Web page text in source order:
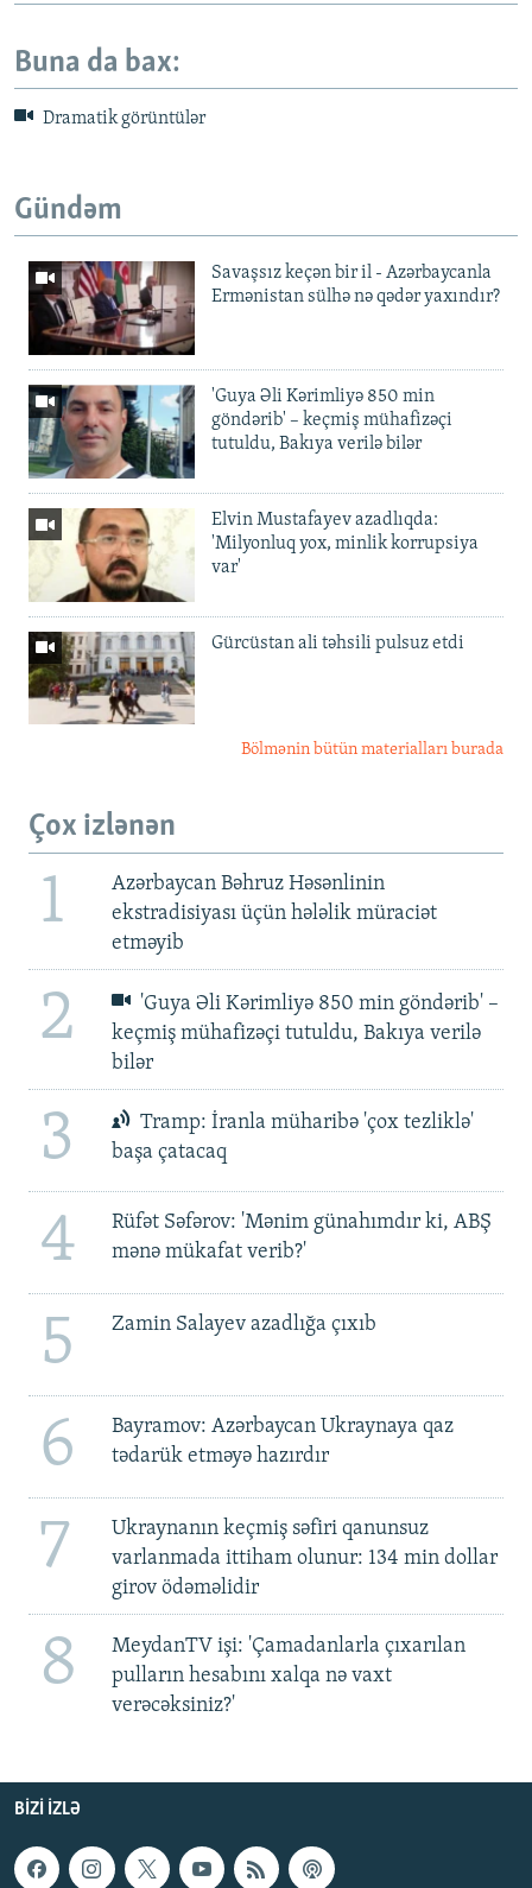
Buna da bax:
Dramatik görüntülər
Gündəm
Savaşsız keçən bir il - Azərbaycanla
Ermənistan sülhə nə qədər yaxındır?
'Guya Əli Kərimliyə 850 min
göndərib' – keçmiş mühafizəçi
tutuldu, Bakıya verilə bilər
Elvin Mustafayev azadlıqda:
'Milyonluq yox, minlik korrupsiya
var'
Gürcüstan ali təhsili pulsuz etdi
Bölmənin bütün materialları burada
Çox izlənən
1
Azərbaycan Bəhruz Həsənlinin
ekstradisiyası üçün hələlik müraciət
etməyib
2
'Guya Əli Kərimliyə 850 min göndərib' –
keçmiş mühafizəçi tutuldu, Bakıya verilə
bilər
3
Tramp: İranla müharibə 'çox tezliklə'
başa çatacaq
4
Rüfət Səfərov: 'Mənim günahımdır ki, ABŞ
mənə mükafat verib?'
5 Zamin Salayev azadlığa çıxıb
6
Bayramov: Azərbaycan Ukraynaya qaz
tədarük etməyə hazırdır
7
Ukraynanın keçmiş səfiri qanunsuz
varlanmada ittiham olunur: 134 min dollar
girov ödəməlidir
8
MeydanTV işi: 'Çamadanlarla çıxarılan
pulların hesabını xalqa nə vaxt
verəcəksiniz?'
BIZI IZLƏ